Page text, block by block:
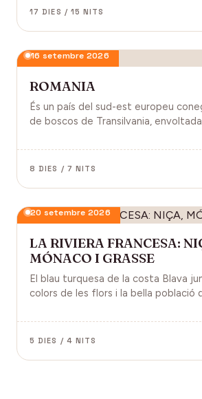
antiga, on els temples d'Angkor
17 DIES / 15 NITS
16 setembre 2026
ROMANIA
És un país del sud-est europeu
de boscos de Transilvania,
segle XIV i el Castell de Peles.
8 DIES / 7 NITS
20 setembre 2026
LA RIVIERA FRANCESA:
MÓNACO I GRASSE
El blau turquesa de la costa Blava
colors de les flors i la bella població
digne de visitar. Perfums a Grasse.
5 DIES / 4 NITS